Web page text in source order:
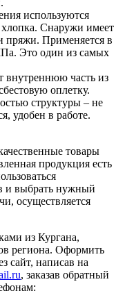
используются
хлопка. Снаружи имеет
пряжи. Применяется в
Это один из самых
внутреннюю часть из
оплетку.
структуры – не
удобен в работе.
товары
продукция есть
и выбрать нужный
осуществляется
из Кургана,
региона. Оформить
сайт, написав на
, заказав обратный